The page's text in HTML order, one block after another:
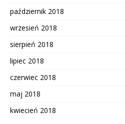
październik 2018
wrzesień 2018
sierpień 2018
lipiec 2018
czerwiec 2018
maj 2018
kwiecień 2018